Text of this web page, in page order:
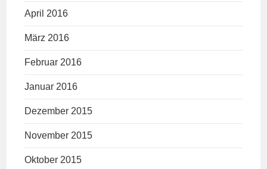
April 2016
März 2016
Februar 2016
Januar 2016
Dezember 2015
November 2015
Oktober 2015